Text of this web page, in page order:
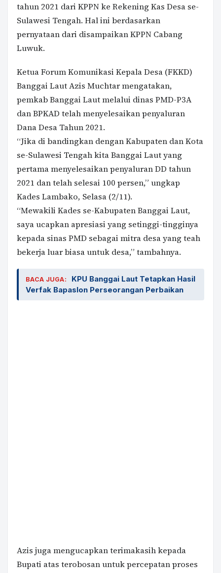
tahun 2021 dari KPPN ke Rekening Kas Desa se-
Sulawesi Tengah. Hal ini berdasarkan
pernyataan dari disampaikan KPPN Cabang
Luwuk.
Ketua Forum Komunikasi Kepala Desa (FKKD)
Banggai Laut Azis Muchtar mengatakan,
pemkab Banggai Laut melalui dinas PMD-P3A
dan BPKAD telah menyelesaikan penyaluran
Dana Desa Tahun 2021.
“Jika di bandingkan dengan Kabupaten dan Kota
se-Sulawesi Tengah kita Banggai Laut yang
pertama menyelesaikan penyaluran DD tahun
2021 dan telah selesai 100 persen,” ungkap
Kades Lambako, Selasa (2/11).
“Mewakili Kades se-Kabupaten Banggai Laut,
saya ucapkan apresiasi yang setinggi-tingginya
kepada sinas PMD sebagai mitra desa yang teah
bekerja luar biasa untuk desa,” tambahnya.
BACA JUGA:
KPU Banggai Laut Tetapkan Hasil
Verfak Bapaslon Perseorangan Perbaikan
Azis juga mengucapkan terimakasih kepada
Bupati atas terobosan untuk percepatan proses